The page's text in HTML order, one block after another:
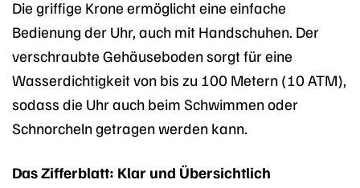
Die griffige Krone ermöglicht eine einfache
Bedienung der Uhr, auch mit Handschuhen. Der
verschraubte Gehäuseboden sorgt für eine
Wasserdichtigkeit von bis zu 100 Metern (10 ATM),
sodass die Uhr auch beim Schwimmen oder
Schnorcheln getragen werden kann.
Das Zifferblatt: Klar und Übersichtlich